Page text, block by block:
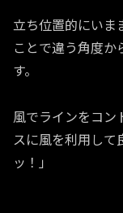
立ち位置的にいま
ことで違う角度か
す。
風でラインをコン
スに風を利用して
ッ！」